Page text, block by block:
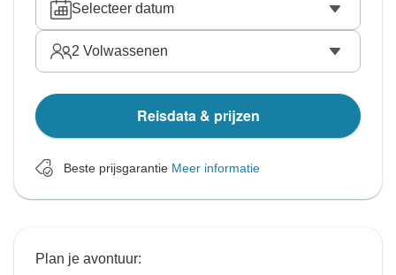
Selecteer datum
2 Volwassenen
Reisdata & prijzen
Beste prijsgarantie Meer informatie
Plan je avontuur: